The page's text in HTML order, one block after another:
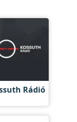
Rádió